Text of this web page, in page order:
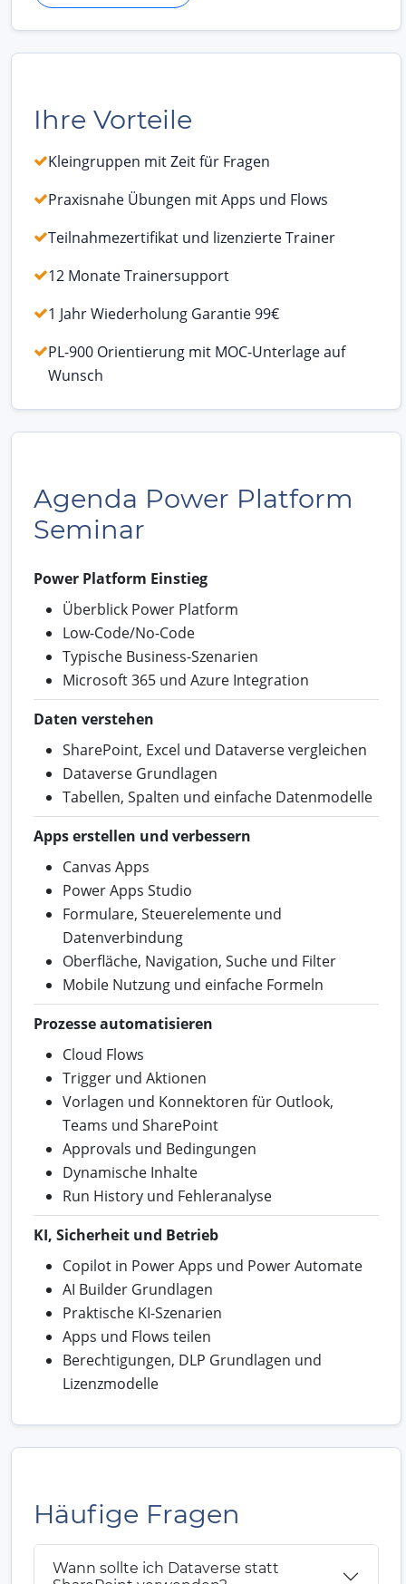
Ihre Vorteile
Kleingruppen mit Zeit für Fragen
Praxisnahe Übungen mit Apps und Flows
Teilnahmezertifikat und lizenzierte Trainer
12 Monate Trainersupport
1 Jahr Wiederholung Garantie 99€
PL-900 Orientierung mit MOC-Unterlage auf
Wunsch
Agenda Power Platform
Seminar
Power Platform Einstieg
Überblick Power Platform
Low-Code/No-Code
Typische Business-Szenarien
Microsoft 365 und Azure Integration
Daten verstehen
SharePoint, Excel und Dataverse vergleichen
Dataverse Grundlagen
Tabellen, Spalten und einfache Datenmodelle
Apps erstellen und verbessern
Canvas Apps
Power Apps Studio
Formulare, Steuerelemente und
Datenverbindung
Oberfläche, Navigation, Suche und Filter
Mobile Nutzung und einfache Formeln
Prozesse automatisieren
Cloud Flows
Trigger und Aktionen
Vorlagen und Konnektoren für Outlook,
Teams und SharePoint
Approvals und Bedingungen
Dynamische Inhalte
Run History und Fehleranalyse
KI, Sicherheit und Betrieb
Copilot in Power Apps und Power Automate
AI Builder Grundlagen
Praktische KI-Szenarien
Apps und Flows teilen
Berechtigungen, DLP Grundlagen und
Lizenzmodelle
Häufige Fragen
Wann sollte ich Dataverse statt